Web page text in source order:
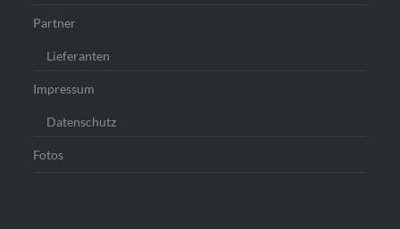
Partner
Lieferanten
Impressum
Datenschutz
Fotos